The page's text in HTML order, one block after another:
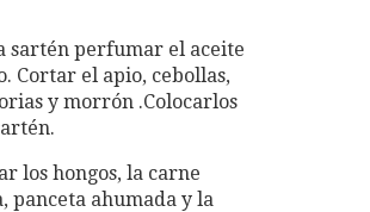
sartén perfumar el aceite
Cortar el apio, cebollas,
y morrón .Colocarlos
los hongos, la carne
panceta ahumada y la